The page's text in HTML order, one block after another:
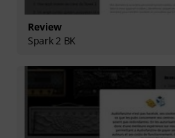
Review
Spark 2 BK